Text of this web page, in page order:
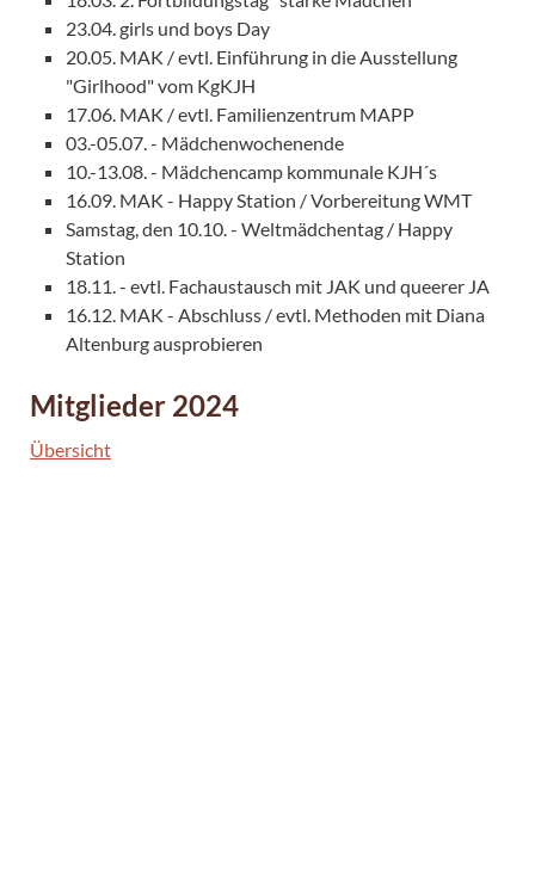
23.04. girls und boys Day
20.05. MAK / evtl. Einführung in die Ausstellung
"Girlhood" vom KgKJH
17.06. MAK / evtl. Familienzentrum MAPP
03.-05.07. - Mädchenwochenende
10.-13.08. - Mädchencamp kommunale KJH´s
16.09. MAK - Happy Station / Vorbereitung WMT
Samstag, den 10.10. - Weltmädchentag / Happy
Station
18.11. - evtl. Fachaustausch mit JAK und queerer JA
16.12. MAK - Abschluss / evtl. Methoden mit Diana
Altenburg ausprobieren
Mitglieder 2024
Übersicht